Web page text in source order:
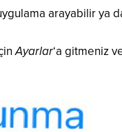
arayabilir ya
Ayarlar‘a gitmeniz